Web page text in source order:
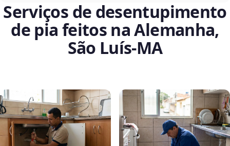
Serviços de desentupimento
de pia feitos na Alemanha,
São Luís‑MA